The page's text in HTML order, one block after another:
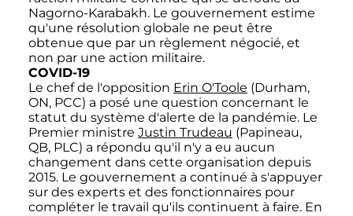
Nagorno-Karabakh. Le gouvernement estime
qu'une résolution globale ne peut être
obtenue que par un règlement négocié, et
non par une action militaire.
COVID-19
Le chef de l'opposition Erin O'Toole (Durham,
ON, PCC) a posé une question concernant le
statut du système d'alerte de la pandémie. Le
Premier ministre Justin Trudeau (Papineau,
QB, PLC) a répondu qu'il n'y a eu aucun
changement dans cette organisation depuis
2015. Le gouvernement a continué à s'appuyer
sur des experts et des fonctionnaires pour
compléter le travail qu'ils continuent à faire. En